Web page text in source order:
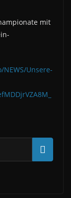
mit
Unsere-